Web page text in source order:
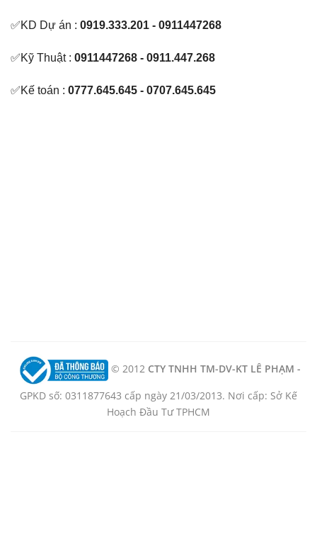
✅KD Dự án : 0919.333.201 - 0911447268
✅Kỹ Thuật : 0911447268 - 0911.447.268
✅Kế toán : 0777.645.645 - 0707.645.645
© 2012 CTY TNHH TM-DV-KT LÊ PHẠM -
GPKD số: 0311877643 cấp ngày 21/03/2013. Nơi cấp: Sở Kế
Hoạch Đầu Tư TPHCM